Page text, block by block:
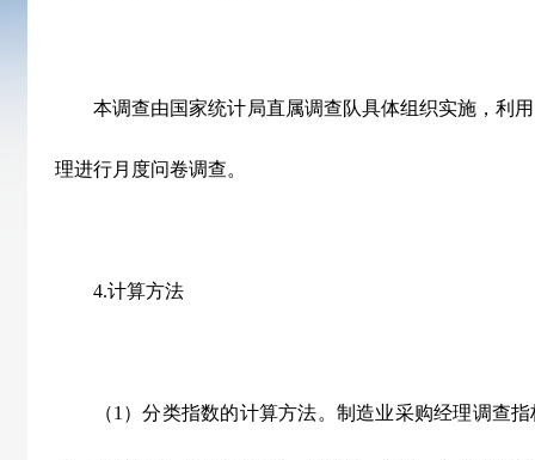
本调查由国家统计局直属调查队具体组织实施，利用
理进行月度问卷调查。
4.计算方法
（1 ）分类指数的计算方法。制造业采购经理调查